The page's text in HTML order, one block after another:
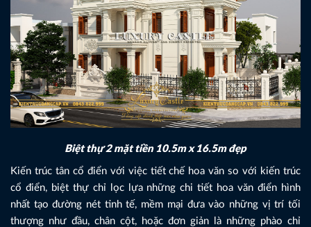
Biệt thự 2 mặt tiền 10.5m x 16.5m đẹp
Kiến trúc tân cổ điển với việc tiết chế hoa văn so với kiến trúc
cổ điển, biệt thự chỉ lọc lựa những chi tiết hoa văn điển hình
nhất tạo đường nét tinh tế, mềm mại đưa vào những vị trí tối
thượng như đầu, chân cột, hoặc đơn giản là những phào chỉ